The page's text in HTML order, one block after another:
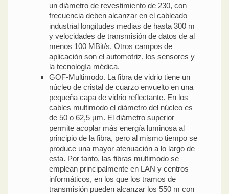
un diámetro de revestimiento de 230, con
frecuencia deben alcanzar en el cableado
industrial longitudes medias de hasta 300 m
y velocidades de transmisión de datos de al
menos 100 MBit/s. Otros campos de
aplicación son el automotriz, los sensores y
la tecnología médica.
GOF-Multimodo. La fibra de vidrio tiene un
núcleo de cristal de cuarzo envuelto en una
pequeña capa de vidrio reflectante. En los
cables multimodo el diámetro del núcleo es
de 50 o 62,5 µm. El diámetro superior
permite acoplar más energía luminosa al
principio de la fibra, pero al mismo tiempo se
produce una mayor atenuación a lo largo de
esta. Por tanto, las fibras multimodo se
emplean principalmente en LAN y centros
informáticos, en los que los tramos de
transmisión pueden alcanzar los 550 m con